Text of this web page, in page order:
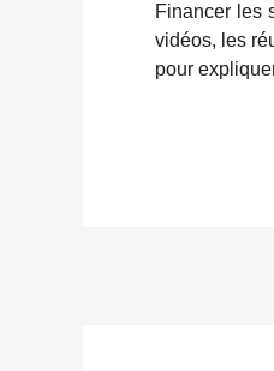
Financer les
vidéos, les
pour